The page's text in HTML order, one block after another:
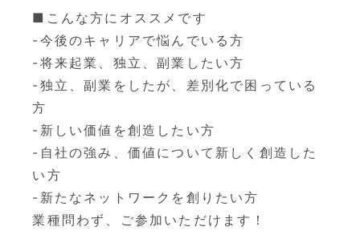
■こんな方にオススメです
-今後のキャリアで悩んでいる方
-将来起業、独立、副業したい方
-独立、副業をしたが、差別化で困っている
方
-新しい価値を創造したい方
-自社の強み、価値について新しく創造した
い方
-新たなネットワークを創りたい方
業種問わず、ご参加いただけます！